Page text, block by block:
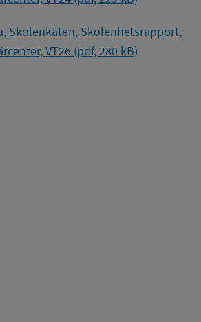
Skolenkäten, Skolenhetsrapport,
VT26 (pdf, 280 kB)